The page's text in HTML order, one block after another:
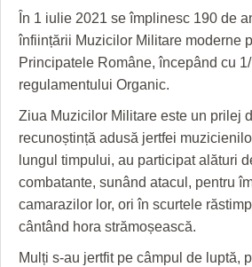
CLIPURI VIDEO
JOCURI ONLINE
DIVERSE
FARMACII DIN TIMIŞOARA
HARTA TIMIŞOAREI
PRIMĂRIILE DIN TIMIŞ
În 1 iulie 2021 se împlinesc 190 de
înființării Muzicilor Militare moderne
Principatele Române, începând cu
regulamentului Organic.
Ziua Muzicilor Militare este un prilej
recunoștință adusă jertfei
lungul timpului, au participat alături
combatante, sunând atacul, pentru
camarazilor lor, ori în scurtele
cântând hora strămoșească.
Mulți s-au jertfit pe câmpul de luptă,